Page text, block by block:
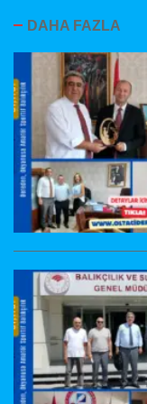
DAHA FAZLA